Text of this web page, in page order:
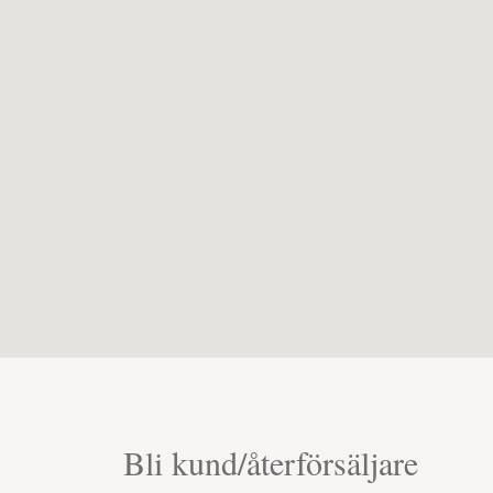
Bli kund/återförsäljare